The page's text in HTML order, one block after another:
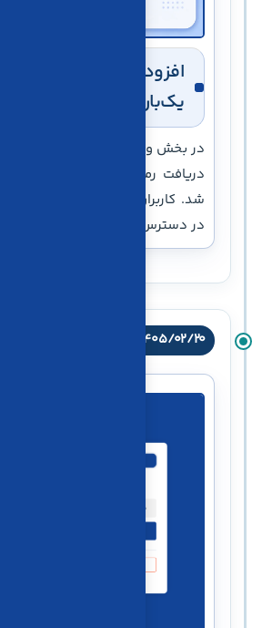
افزوده‌شدن ورود با
یک‌بارمصرف بله
در بخش ورود به نرم‌افزار، امکان
دریافت رمز یک‌بارمصرف از طریق
شد. کاربران می‌توانند هنگام
در دسترس را انتخاب کنند.
۱۴۰۵/۰۲/۲۰